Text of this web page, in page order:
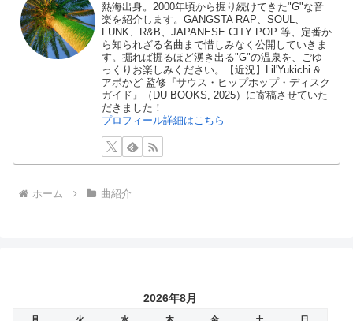
熱海出身。2000年頃から掘り続けてきた"G"な音
楽を紹介します。GANGSTA RAP、SOUL、
FUNK、R&B、JAPANESE CITY POP 等、定番か
ら知られざる名曲まで惜しみなく公開していきま
す。掘れば掘るほど湧き出る"G"の温泉を、ごゆ
っくりお楽しみください。【近況】Lil'Yukichi &
アボかど 監修『サウス・ヒップホップ・ディスク
ガイド』（DU BOOKS, 2025）に寄稿させていた
だきました！
プロフィール詳細はこちら
ホーム 曲紹介
2026年8月